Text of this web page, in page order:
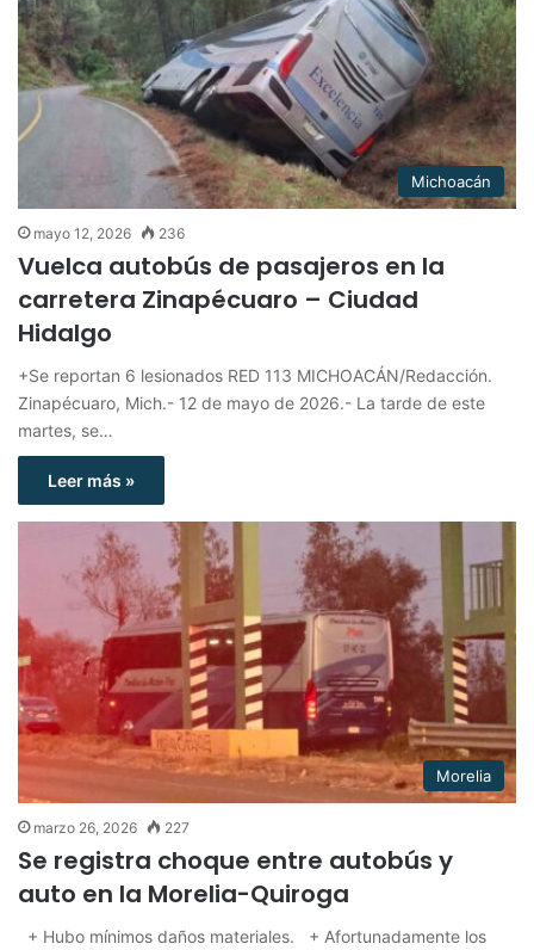
Michoacán
mayo 12, 2026 236
Vuelca autobús de pasajeros en la
carretera Zinapécuaro – Ciudad
Hidalgo
+Se reportan 6 lesionados RED 113 MICHOACÁN/Redacción.
Zinapécuaro, Mich.- 12 de mayo de 2026.- La tarde de este
martes, se…
Leer más »
Morelia
marzo 26, 2026 227
Se registra choque entre autobús y
auto en la Morelia-Quiroga
+ Hubo mínimos daños materiales. + Afortunadamente los